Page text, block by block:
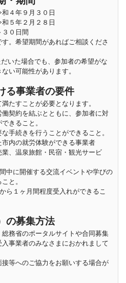
４年９月３０日
和５年２月２８日
０日間
。希望期間があればご相談くださ
いた場合でも、参加者の希望がな
い可能性があります。
る事業者の要件
たすことが必要となります。
働契約を結ぶとともに、参加者に対
きること。
手続きを行うことができること。
市内の就労体験ができる事業者
業、温泉旅館・民宿・観光サービ
中に開催する交流イベントや学びの
と。
ら１ヶ月間程度受入れができるこ
の募集方法
務省のポータルサイトや合同募集
事業者のみなさまにおかれまして
等へのご協力をお願いする場合が